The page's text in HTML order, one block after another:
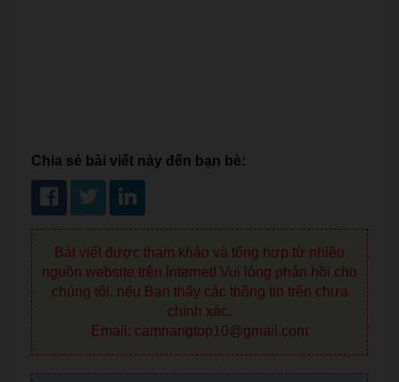
Chia sẻ bài viết này đến bạn bè:
Bài viết được tham khảo và tổng hợp từ nhiều
nguồn website trên Internet! Vui lòng phản hồi cho
chúng tôi, nếu Bạn thấy các thông tin trên chưa
chính xác.
Email: camnangtop10@gmail.com